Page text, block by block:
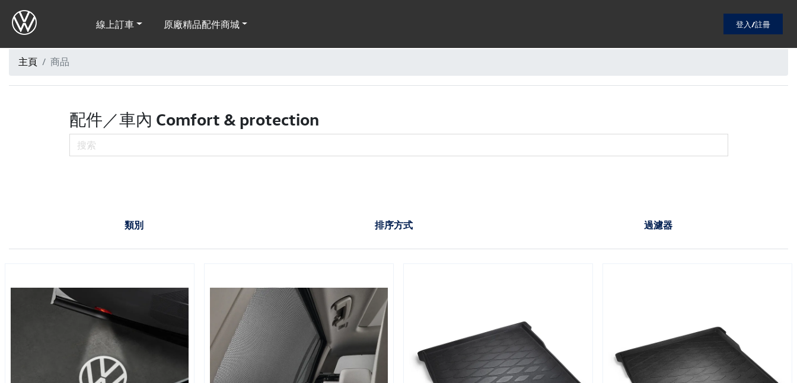
線上訂車 原廠精品配件商城 登入/註冊
主頁 商品
配件／車內 Comfort & protection
類別 排序方式 過濾器